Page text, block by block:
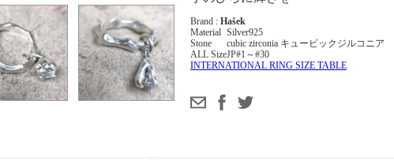
Brand : Hašek
Material Silver925
Stone
cubic zirconia キュービックジルコニア
ALL SizeJP#1～#30
INTERNATIONAL RING SIZE TABLE